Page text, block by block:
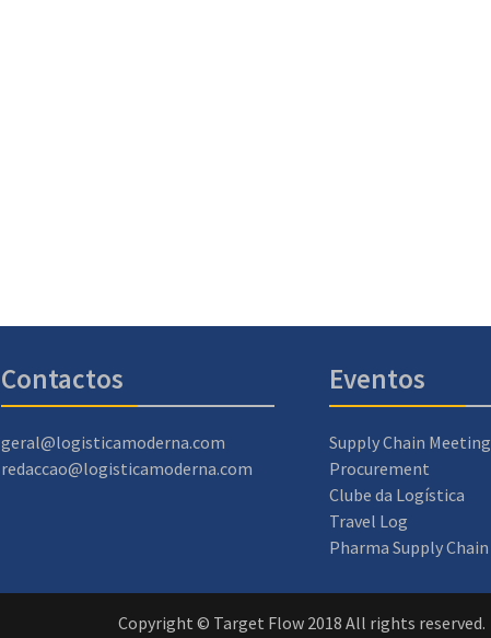
Contactos
geral@logisticamoderna.com
redaccao@logisticamoderna.com
Eventos
Supply Chain Meeting
Procurement
Clube da Logística
Travel Log
Pharma Supply Chain
Copyright © Target Flow 2018 All rights reserved.